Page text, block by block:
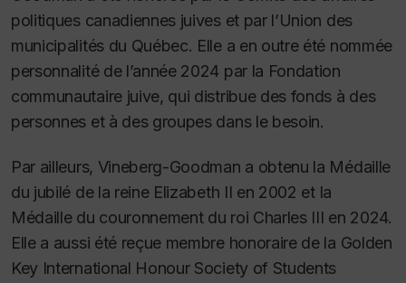
politiques canadiennes juives et par l’Union des
municipalités du Québec. Elle a en outre été nommée
personnalité de l’année 2024 par la Fondation
communautaire juive, qui distribue des fonds à des
personnes et à des groupes dans le besoin.
Par ailleurs, Vineberg-Goodman a obtenu la Médaille
du jubilé de la reine Elizabeth II en 2002 et la
Médaille du couronnement du roi Charles III en 2024.
Elle a aussi été reçue membre honoraire de la Golden
Key International Honour Society of Students